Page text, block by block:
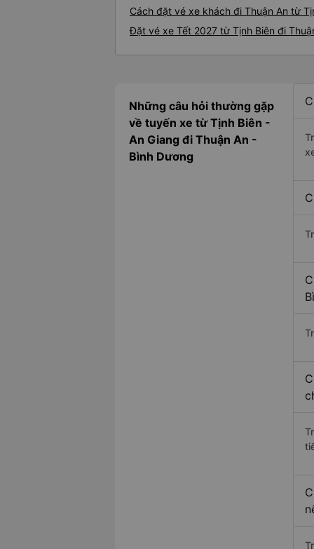
Cách đặt vé xe khách đi Thuận An từ
Đặt vé xe Tết 2027 từ Tịnh Biên đi
Những câu hỏi thường gặp
về tuyến xe từ Tịnh Biên -
An Giang đi Thuận An -
Bình Dương